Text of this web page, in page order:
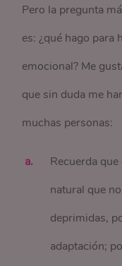
Pero la pregunta
es: ¿qué hago para
emocional? Me
que sin duda me
muchas personas:
Recuerda
natural que
deprimidas,
adaptación;